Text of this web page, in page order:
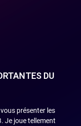
DU
présenter les
Je joue tellement